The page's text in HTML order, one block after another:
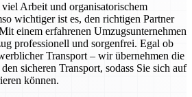
Arbeit und organisatorischem
wichtiger ist es, den richtigen Partner
einem erfahrenen Umzugsunternehmen
professionell und sorgenfrei. Egal ob
Transport – wir übernehmen die
sicheren Transport, sodass Sie sich auf
können.